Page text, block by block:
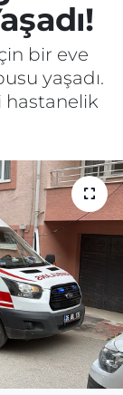
bir eve
yaşadı.
hastanelik